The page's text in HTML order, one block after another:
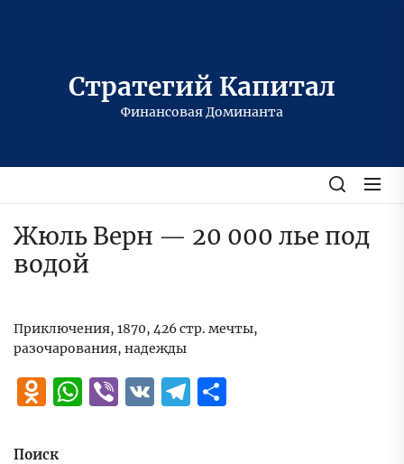
Стратегий Капитал
Финансовая Доминанта
Жюль Верн — 20 000 лье под
водой
Приключения, 1870, 426 стр. мечты,
разочарования, надежды
Odnoklassniki
WhatsApp
Viber
VK Telegram
Поиск